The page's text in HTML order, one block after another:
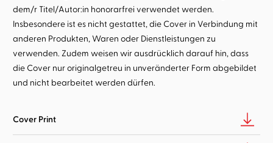
dem/r Titel/Autor:in honorarfrei verwendet werden.
Insbesondere ist es nicht gestattet, die Cover in Verbindung mit
anderen Produkten, Waren oder Dienstleistungen zu
verwenden. Zudem weisen wir ausdrücklich darauf hin, dass
die Cover nur originalgetreu in unveränderter Form abgebildet
und nicht bearbeitet werden dürfen.
Cover Print